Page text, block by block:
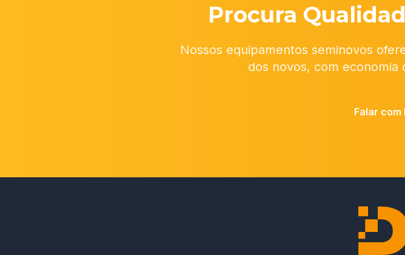
Procura
Nossos equipamentos seminovos
dos novos, com
Falar com